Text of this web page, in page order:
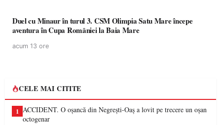
Duel cu Minaur în turul 3. CSM Olimpia Satu Mare începe
aventura în Cupa României la Baia Mare
acum 13 ore
CELE MAI CITITE
1 ACCIDENT. O oșancă din Negrești-Oaș a lovit pe trecere un oșan
octogenar